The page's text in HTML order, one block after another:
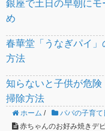
銀座で土日の早朝に
め
春華堂「うなぎパイ」
方法
知らないと子供が危
掃除方法
ホーム / パパの子育て
赤ちゃんのお好み焼きデ